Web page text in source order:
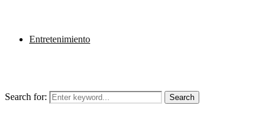
Entretenimiento
Search for: Search